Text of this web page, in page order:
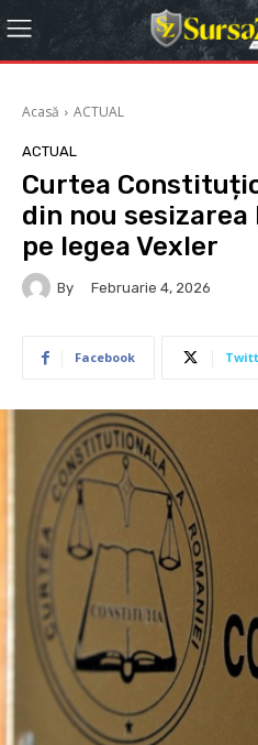
Acasă ACTUAL
ACTUAL
Curtea
din nou sesizarea
pe legea Vexler
By Februarie 4, 2026
Facebook